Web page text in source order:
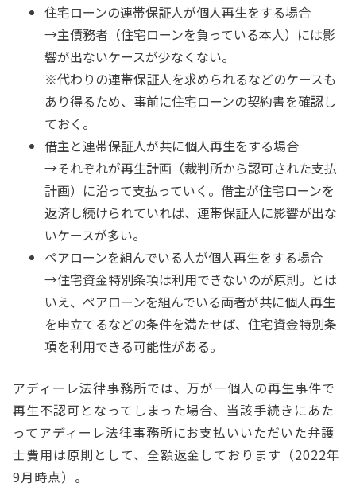
住宅ローンの連帯保証人が個人再生をする場合
→主債務者（住宅ローンを負っている本人）には影
響が出ないケースが少なくない。
※代わりの連帯保証人を求められるなどのケースも
あり得るため、事前に住宅ローンの契約書を確認し
ておく。
借主と連帯保証人が共に個人再生をする場合
→それぞれが再生計画（裁判所から認可された支払
計画）に沿って支払っていく。借主が住宅ローンを
返済し続けられていれば、連帯保証人に影響が出な
いケースが多い。
ペアローンを組んでいる人が個人再生をする場合
→住宅資金特別条項は利用できないのが原則。とは
いえ、ペアローンを組んでいる両者が共に個人再生
を申立てるなどの条件を満たせば、住宅資金特別条
項を利用できる可能性がある。
アディーレ法律事務所では、万が一個人の再生事件で
再生不認可となってしまった場合、当該手続きにあた
ってアディーレ法律事務所にお支払いいただいた弁護
士費用は原則として、全額返金しております（2022年
9月時点）。